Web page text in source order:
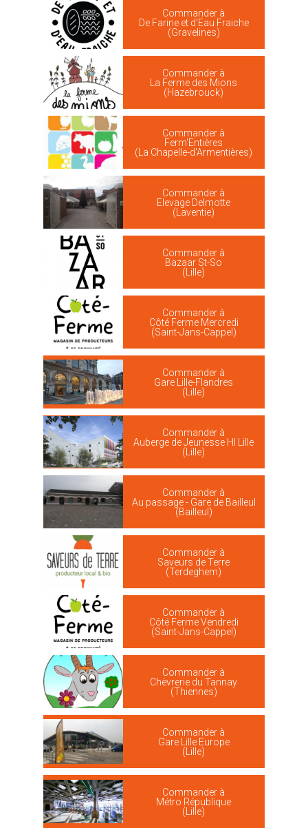
Commander à
De Farine et d'Eau Fraiche
(Gravelines)
Commander à
La Ferme des Mions
(Hazebrouck)
Commander à
Ferm'Entières
(La Chapelle-d'Armentières)
Commander à
Elevage Delmotte
(Laventie)
Commander à
Bazaar St-So
(Lille)
Commander à
Côté Ferme Mercredi
(Saint-Jans-Cappel)
Commander à
Gare Lille-Flandres
(Lille)
Commander à
Auberge de Jeunesse HI Lille
(Lille)
Commander à
Au passage - Gare de Bailleul
(Bailleul)
Commander à
Saveurs de Terre
(Terdeghem)
Commander à
Côté Ferme Vendredi
(Saint-Jans-Cappel)
Commander à
Chèvrerie du Tannay
(Thiennes)
Commander à
Gare Lille Europe
(Lille)
Commander à
Métro République
(Lille)